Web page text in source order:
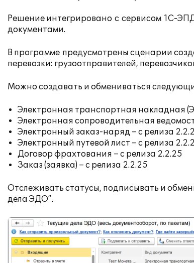
Решение интегрировано с сервисом 1С-
документами.
В программе предусмотрены сценарии
перевозки: грузоотправителей,
Можно создавать и обмениваться
Электронная транспортная накладная
Электронная сопроводительная
Электронный заказ-наряд – с релиза
Электронный путевой лист – с релиза
Договор фрахтования – с релиза 2.2.25
Заказ (заявка) – с релиза 2.2.25
Отслеживать статусы, подписывать и
дела ЭДО”.